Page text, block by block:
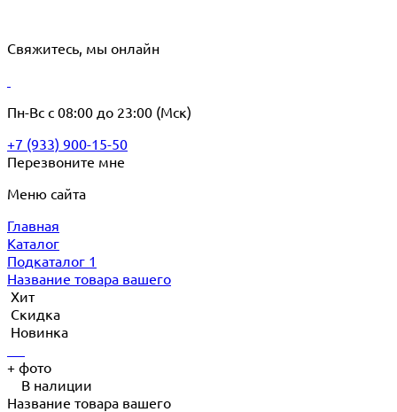
Свяжитесь, мы онлайн
Пн-Вс с 08:00 до 23:00 (Мск)
+7 (933) 900-15-50
Перезвоните мне
Меню сайта
Наши услуги
Процесс работы
Продукты
Главная
Каталог
Подкаталог 1
Название товара вашего
Хит
Скидка
Новинка
+ фото
В налиции
Название товара вашего